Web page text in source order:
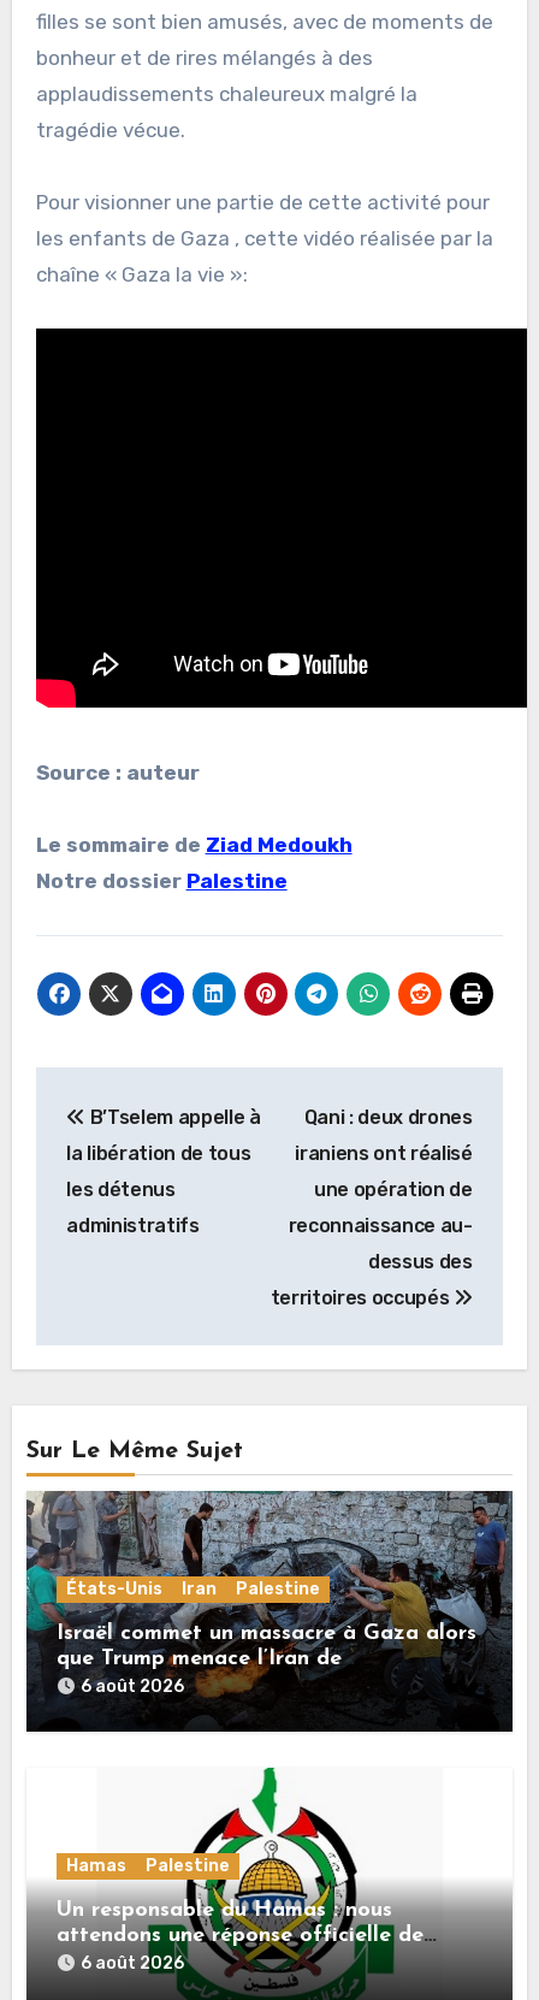
filles se sont bien amusés, avec de moments de
bonheur et de rires mélangés à des
applaudissements chaleureux malgré la
tragédie vécue.
Pour visionner une partie de cette activité pour
les enfants de Gaza , cette vidéo réalisée par la
chaîne « Gaza la vie »:
Source : auteur
Le sommaire de Ziad Medoukh
Notre dossier Palestine
de
l’article
B’Tselem appelle à
la libération de tous
les détenus
administratifs
Qani : deux drones
iraniens ont réalisé
une opération de
reconnaissance au-
dessus des
territoires occupés
Sur Le Même Sujet
États-Unis Iran Palestine
Israël commet un massacre à Gaza alors
que Trump menace l’Iran de
«décapitation»
6 août 2026
Hamas Palestine
Un responsable du Hamas : nous
attendons une réponse officielle de
Mladenov concernant la feuille de route
de la deuxième phase de l’accord
6 août 2026